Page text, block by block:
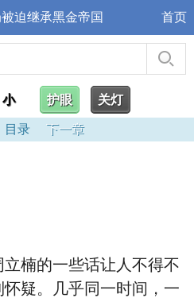
迫继承黑金帝国 首页
小 护眼 关灯
目录 下一章
楠的一些话让人不得不
疑。几乎同一时间，一